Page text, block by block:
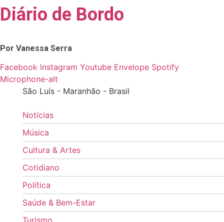
Skip
to
Diário de Bordo
Por Vanessa Serra
Facebook Instagram Youtube Envelope Spotify
Microphone-alt
São Luís - Maranhão - Brasil
Notícias
Música
Cultura & Artes
Cotidiano
Política
Saúde & Bem-Estar
Turismo